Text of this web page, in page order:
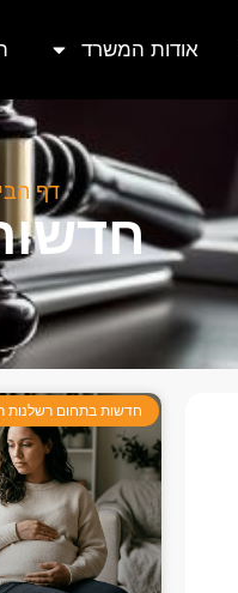
אודות המשרד
דף
חדשות בתחום רשלנות